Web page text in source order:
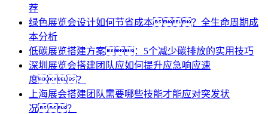
荐
绿色展览会设计如何节省成本？全生命周期成
本分析
低碳展览搭建方案：5个减少碳排放的实用技巧
深圳展览会搭建团队应如何提升应急响应速
度？
上海展会搭建团队需要哪些技能才能应对突发状
况？